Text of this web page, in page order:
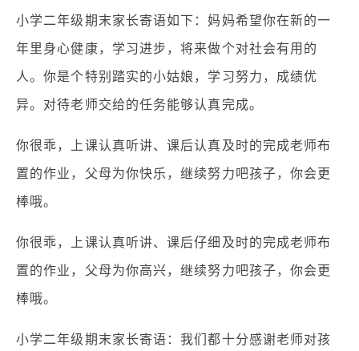
小学二年级期末家长寄语如下：妈妈希望你在新的一
年里身心健康，学习进步，将来做个对社会有用的
人。你是个特别踏实的小姑娘，学习努力，成绩优
异。对待老师交给的任务能够认真完成。
你很乖，上课认真听讲、课后认真及时的完成老师布
置的作业，父母为你快乐，继续努力吧孩子，你会更
棒哦。
你很乖，上课认真听讲、课后仔细及时的完成老师布
置的作业，父母为你高兴，继续努力吧孩子，你会更
棒哦。
小学二年级期末家长寄语：我们都十分感谢老师对孩